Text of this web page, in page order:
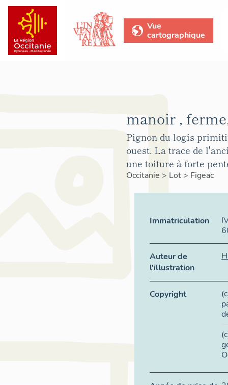
Vue
cartographique
manoir ,
Pignon du logis
ouest. La trace de
une toiture à forte
Occitanie > Lot> Figeac
Immatriculation
Auteur de
l'illustration
Copyright